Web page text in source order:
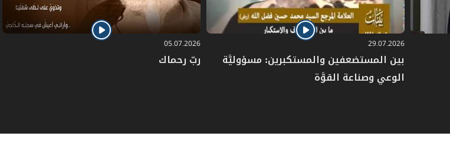
29.07.2026
بين المستضعفين والمستكبرين: مسؤوليَّة
الوعي وصناعة القوَّة
05.07.2026
ربّ رحماك